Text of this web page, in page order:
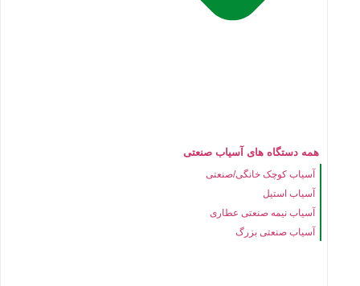
همه دستگاه های آسیاب صنعتی
آسیاب کوچک خانگی/صنعتی
آسیاب استیل
آسیاب نیمه صنعتی عطاری
آسیاب صنعتی بزرگ